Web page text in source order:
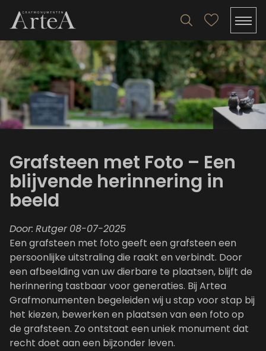
Grafsteen met Foto – Een
blijvende herinnering in
beeld
Door: Rutger 08-07-2025
Een grafsteen met foto geeft een grafsteen een
persoonlijke uitstraling die raakt en verbindt. Door
een afbeelding van uw dierbare te plaatsen, blijft de
herinnering tastbaar voor generaties. BijArtea
Grafmonumenten begeleiden wij u stap voor stap bij
het kiezen, bewerken en plaatsen van een foto op
de grafsteen. Zo ontstaat een uniek monument dat
recht doet aan een bijzonder leven.